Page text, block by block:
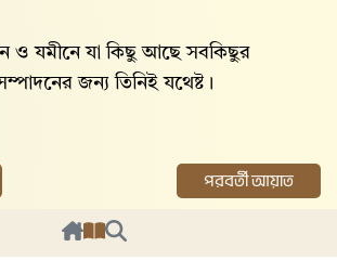
ও যমীনে যা কিছু আছে সবকিছুর
জন্য তিনিই যথেষ্ট।
পরবর্তী আয়াত